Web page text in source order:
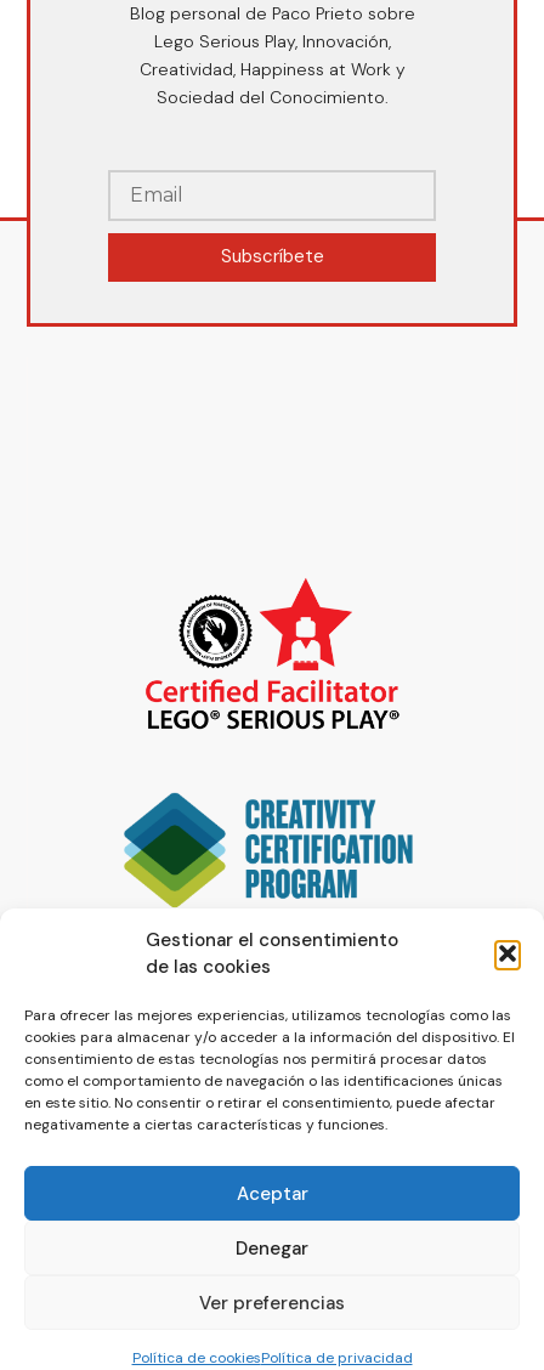
Gestionar el consentimiento
de las cookies
Para ofrecer las mejores experiencias, utilizamos tecnologías como las
cookies para almacenar y/o acceder a la información del dispositivo. El
consentimiento de estas tecnologías nos permitirá procesar datos
como el comportamiento de navegación o las identificaciones únicas
en este sitio. No consentir o retirar el consentimiento, puede afectar
negativamente a ciertas características y funciones.
Aceptar
Denegar
Ver preferencias
Política de cookiesPolítica de privacidad
Blog personal de Paco Prieto sobre
Lego Serious Play, Innovación,
Creatividad, Happiness at Work y
Sociedad del Conocimiento.
Subscríbete
© La Servilleta - El Blog de Paco Prieto
Política de cookiesPolítica de privacidad